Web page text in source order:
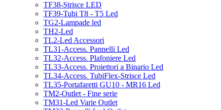
TF38-Strisce LED
TF39-Tubi T8 - T5 Led
TG2-Lampade led
TH2-Led
TL2-Led Accessori
TL31-Access. Pannelli Led
TL32-Access. Plafoniere Led
TL33-Access. Proiettori a Binario Led
TL34-Access. TubiFlex-Strisce Led
TL35-Portafaretti GU10 - MR16 Led
TM2-Outlet - Fine serie
TM31-Led Varie Outlet